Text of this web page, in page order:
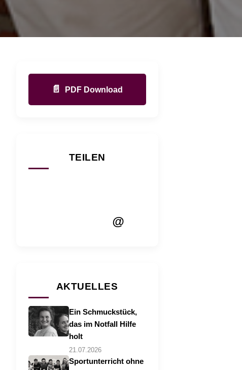
📄 PDF Download
TEILEN
@
AKTUELLES
Ein Schmuckstück,
das im Notfall Hilfe
holt
21.07.2026
Sportunterricht ohne